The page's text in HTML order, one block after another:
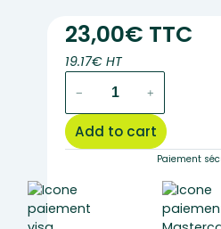
23,00€ TTC
19.17€ HT
glaucophane
(
surface
)
− +
Add to cart
Paiement